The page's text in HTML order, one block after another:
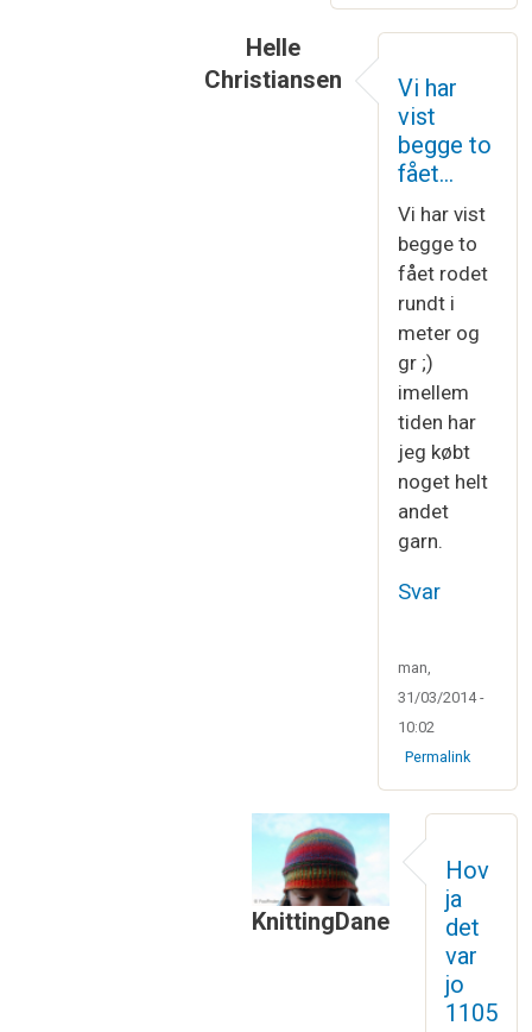
Helle
Christiansen
Efter hvad jeg kan
Vi har
vist
begge to
fået…
Vi har vist
begge to
fået rodet
rundt i
meter og
gr ;)
imellem
tiden har
jeg købt
noget helt
andet
garn.
Svar
man,
31/03/2014 -
10:02
Permalink
KnittingDane
Vi har vist
Hov
ja
det
var
jo
1105